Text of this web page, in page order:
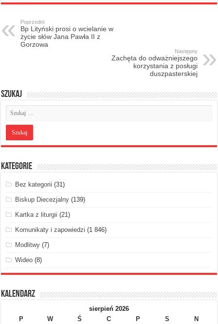
Poprzedni
Bp Lityński prosi o wcielanie w
życie słów Jana Pawła II z
Gorzowa
Następny
Zachęta do odważniejszego
korzystania z posługi
duszpasterskiej
Szukaj
Kategorie
Bez kategorii (31)
Biskup Diecezjalny (139)
Kartka z liturgii (21)
Komunikaty i zapowiedzi (1 846)
Modlitwy (7)
Wideo (8)
Kalendarz
sierpień 2026
P
W Ś C P S
N